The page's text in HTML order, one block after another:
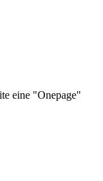
eine "Onepage"